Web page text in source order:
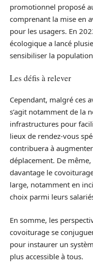
promotionnel proposé
comprenant la mise en
pour les usagers. En
écologique a lancé
sensibiliser la
Les défis à relever
Cependant, malgré ces
s’agit notamment de la
infrastructures pour
lieux de rendez-vous
contribuera à
déplacement. De
davantage le
large, notamment en
choix parmi leurs
En somme, les
covoiturage se
pour instaurer un
plus accessible à tous.